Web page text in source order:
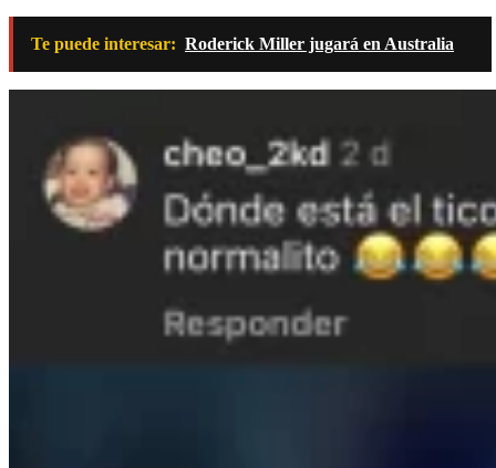
Te puede interesar: Roderick Miller jugará en Australia